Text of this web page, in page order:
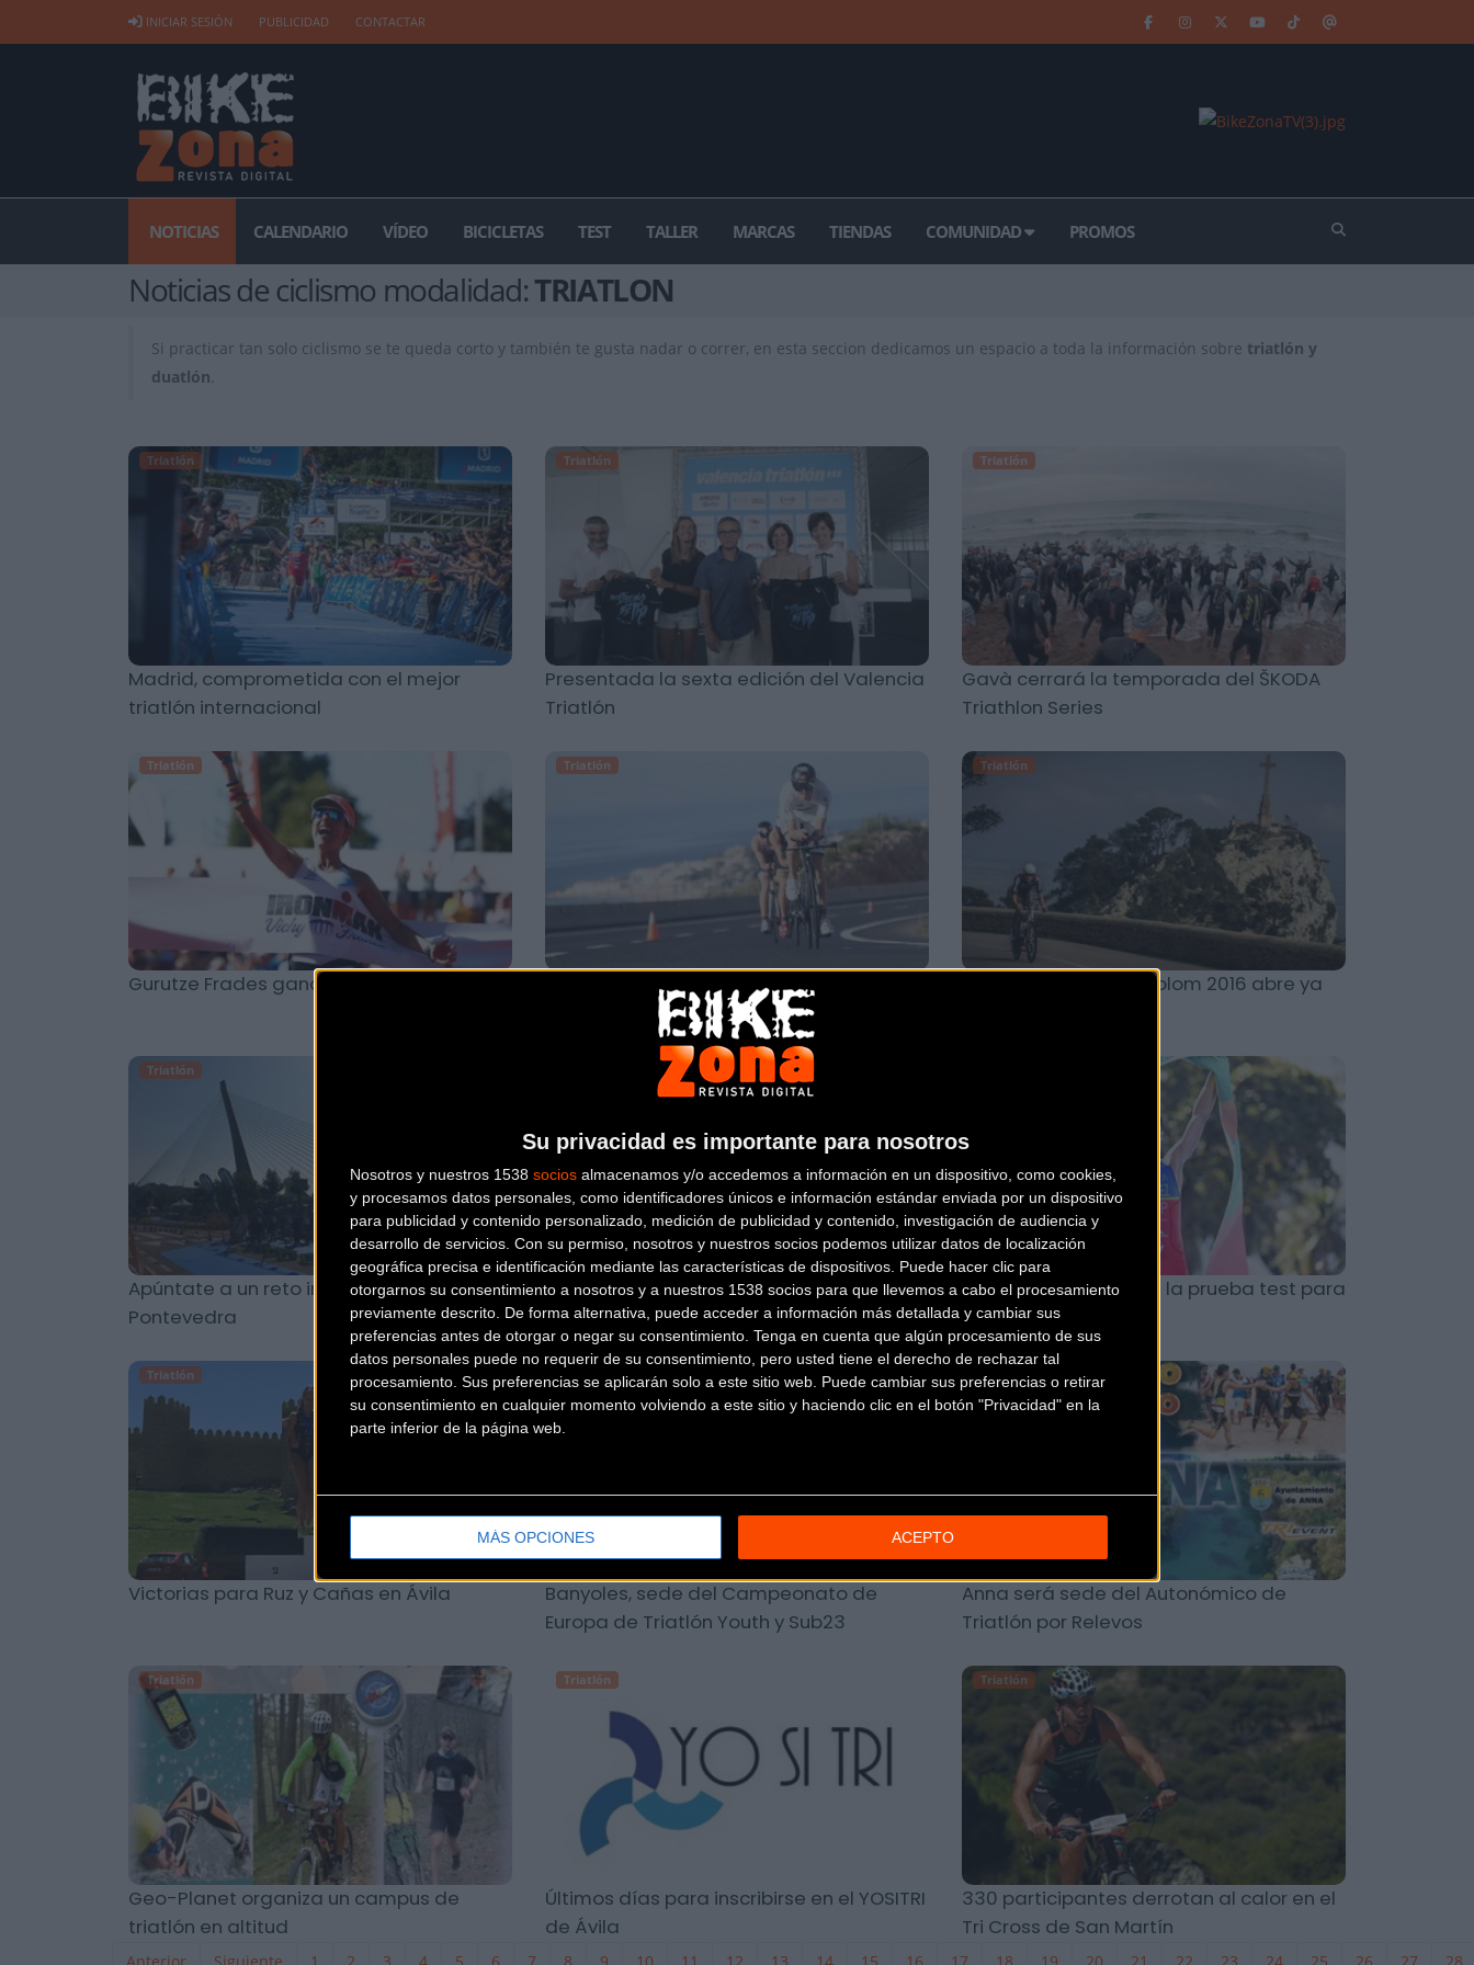
Su privacidad es importante para nosotros
Nosotros y nuestros 1538 socios almacenamos y/o accedemos a información en un dispositivo, como cookies,
y procesamos datos personales, como identificadores únicos e información estándar enviada por un dispositivo
para publicidad y contenido personalizado, medición de publicidad y contenido, investigación de audiencia y
desarrollo de servicios. Con su permiso, nosotros y nuestros socios podemos utilizar datos de localización
geográfica precisa e identificación mediante las características de dispositivos. Puede hacer clic para
otorgarnos su consentimiento a nosotros y a nuestros 1538 socios para que llevemos a cabo el procesamiento
previamente descrito. De forma alternativa, puede acceder a información más detallada y cambiar sus
preferencias antes de otorgar o negar su consentimiento. Tenga en cuenta que algún procesamiento de sus
datos personales puede no requerir de su consentimiento, pero usted tiene el derecho de rechazar tal
procesamiento. Sus preferencias se aplicarán solo a este sitio web. Puede cambiar sus preferencias o retirar
su consentimiento en cualquier momento volviendo a este sitio y haciendo clic en el botón "Privacidad" en la
parte inferior de la página web.
MÁS OPCIONES ACEPTO
INICIAR SESIÓN PUBLICIDAD CONTACTAR
NOTICIAS CALENDARIO VÍDEO BICICLETAS TEST TALLER MARCAS TIENDAS COMUNIDAD PROMOS
Noticias de ciclismo modalidad:TRIATLON
Si practicar tan solo ciclismo se te queda corto y también te gusta nadar o correr, en esta seccion dedicamos un espacio a toda la información sobre triatlón y
duatlón.
Triatlón
Madrid, comprometida con el mejor
triatlón internacional
Triatlón
Presentada la sexta edición del Valencia
Triatlón
Triatlón
Gavà cerrará la temporada del ŠKODA
Triathlon Series
Triatlón
Gurutze Frades gana el IronMan de Vichy
Triatlón
PortAventura Challenge Salou 2016 abre
inscripciones el día 1
Triatlón
El Triathlon de Portocolom 2016 abre ya
Triatlón
Apúntate a un reto inolvidable: YOSITRI
Pontevedra
José Luis García Serrano conquista el oro
en Río
Gómez Noya gana en la prueba test para
Río de Janeiro 2016
Triatlón
Victorias para Ruz y Cañas en Ávila
Triatlón
Banyoles, sede del Campeonato de
Europa de Triatlón Youth y Sub23
Triatlón
Anna será sede del Autonómico de
Triatlón por Relevos
Triatlón
Geo-Planet organiza un campus de
triatlón en altitud
Triatlón
Últimos días para inscribirse en el YOSITRI
de Ávila
Triatlón
330 participantes derrotan al calor en el
Tri Cross de San Martín